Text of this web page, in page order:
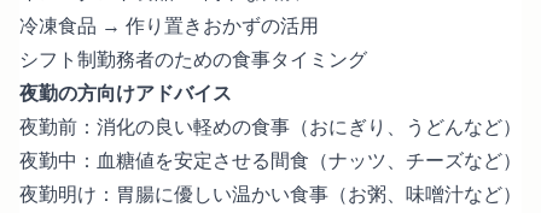
冷凍食品 → 作り置きおかずの活用
シフト制勤務者のための食事タイミング
夜勤の方向けアドバイス
夜勤前：消化の良い軽めの食事（おにぎり、うどんなど）
夜勤中：血糖値を安定させる間食（ナッツ、チーズなど）
夜勤明け：胃腸に優しい温かい食事（お粥、味噌汁など）